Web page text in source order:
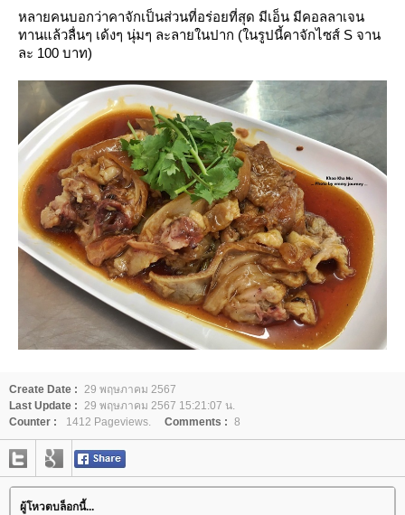
หลายคนบอกว่าคาจักเป็นส่วนที่อร่อยที่สุด มีเอ็น มีคอลลาเจน
ทานแล้วลื่นๆ เด้งๆ นุ่มๆ ละลายในปาก (ในรูปนี้คาจักไซส์ S จาน
ละ 100 บาท)
Create Date : 29 พฤษภาคม 2567
Last Update : 29 พฤษภาคม 2567 15:21:07 น.
Counter :
1412 Pageviews. Comments : 8
ผู้โหวตบล็อกนี้...